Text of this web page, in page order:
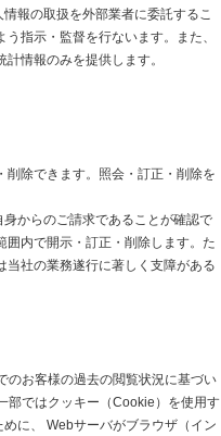
報の取扱を外部業者に委託するこ
指示・監督を行ないます。また、
情報のみを提供します。
削除できます。照会・訂正・削除を
からのご請求であることが確認で
囲内で開示・訂正・削除します。た
社の業務遂行に著しく支障がある
のお客様の過去の閲覧状況に基づい
部ではクッキー（Cookie）を使用す
に、 Webサーバがブラウザ（イン